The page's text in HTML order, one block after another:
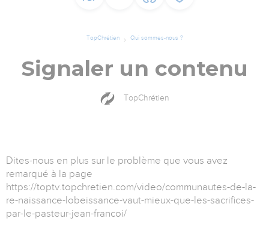
TopChrétien Qui sommes-nous ?
Signaler un contenu
TopChrétien
Dites-nous en plus sur le problème que vous avez
remarqué à la page
https://toptv.topchretien.com/video/communautes-de-la-
re-naissance-lobeissance-vaut-mieux-que-les-sacrifices-
par-le-pasteur-jean-francoi/